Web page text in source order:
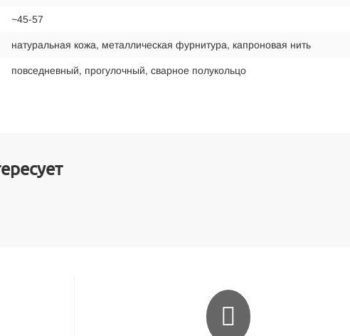
~45-57
натуральная кожа, металлическая фурнитура, капроновая нить
повседневный, прогулочный, сварное полукольцо